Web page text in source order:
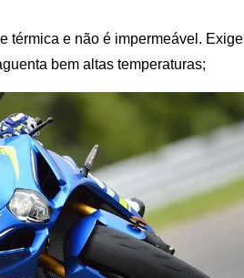
térmica e não é impermeável. Exige
bem altas temperaturas;